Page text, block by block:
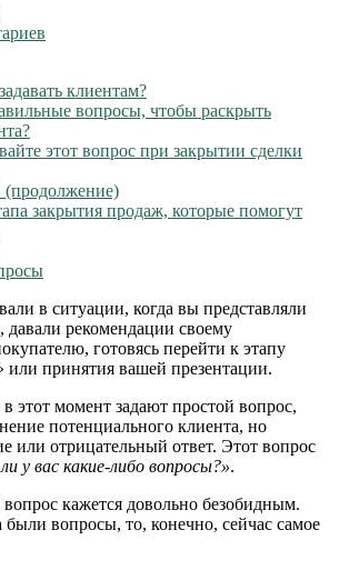
клиентам?
вопросы, чтобы раскрыть
этот вопрос при закрытии сделки
закрытия продаж, которые помогут
в ситуации, когда вы представляли
рекомендации своему
готовясь перейти к этапу
или принятия вашей презентации.
этот момент задают простой вопрос,
потенциального клиента, но
или отрицательный ответ. Этот вопрос
у вас какие-либо вопросы?».
кажется довольно безобидным.
вопросы, то, конечно, сейчас самое